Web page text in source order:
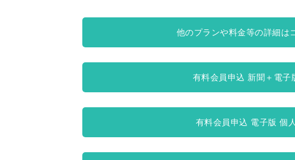
他のプランや料金等の詳細は
有料会員申込 新聞＋電子
有料会員申込 電子版 個人